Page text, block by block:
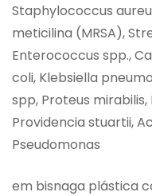
Staphylococcus
meticilina (MRSA),
Enterococcus spp.,
coli, Klebsiella
spp, Proteus
Providencia stuartii,
Pseudomonas
em bisnaga plástica